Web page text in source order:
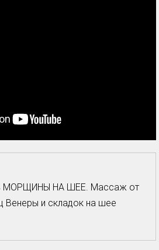
МОРЩИНЫ НА ШЕЕ. Массаж от
Венеры и складок на шее